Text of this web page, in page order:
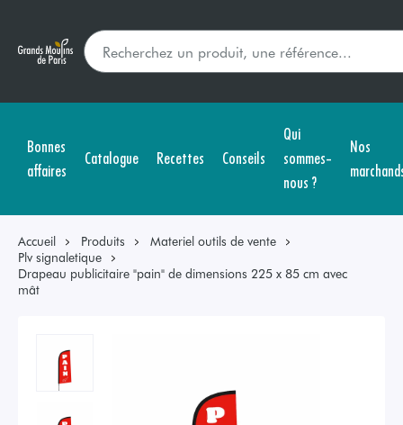
Bonnes
affaires
Catalogue Recettes Conseils
Qui
sommes-
nous ?
Nos
Accueil Produits
Materiel outils de vente
Plv signaletique
Drapeau publicitaire "pain" de dimensions 225 x 85 cm avec
mât